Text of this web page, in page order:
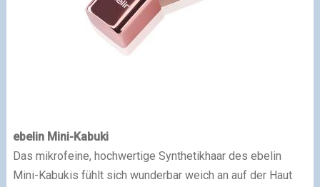
ebelin Mini-Kabuki
Das mikrofeine, hochwertige Synthetikhaar des ebelin
Mini-Kabukis fühlt sich wunderbar weich an auf der Haut